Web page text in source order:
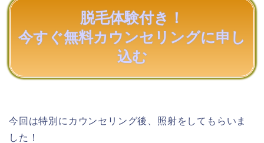
脱毛体験付き！
今すぐ無料カウンセリングに申し
込む
今回は特別にカウンセリング後、照射をしてもらいま
した！